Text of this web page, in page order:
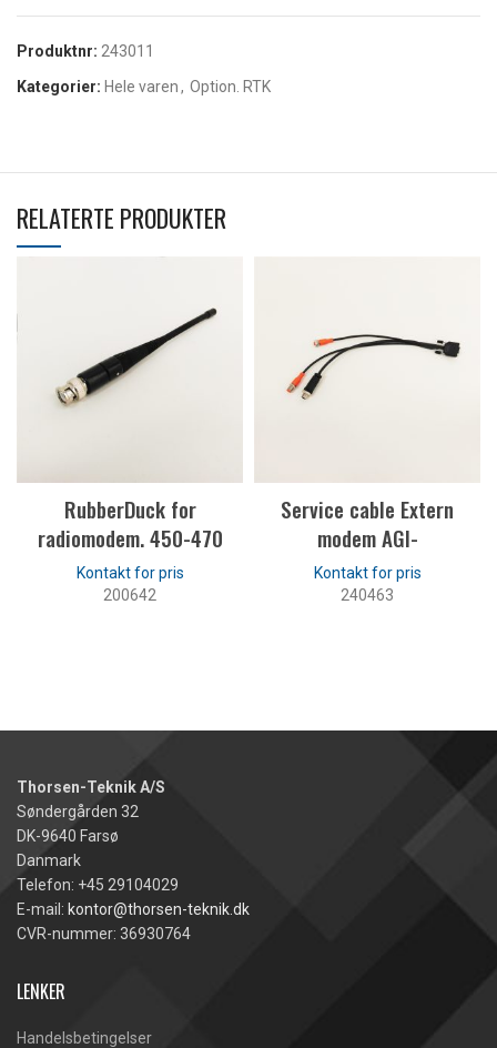
Produktnr: 243011
Kategorier: Hele varen, Option. RTK
RELATERTE PRODUKTER
RubberDuck for
radiomodem. 450-470
200642
Service cable Extern
modem AGI-
240463
Thorsen-Teknik A/S
Søndergården 32
DK-9640 Farsø
Danmark
Telefon: +45 29104029
E-mail: kontor@thorsen-teknik.dk
CVR-nummer: 36930764
LENKER
Handelsbetingelser